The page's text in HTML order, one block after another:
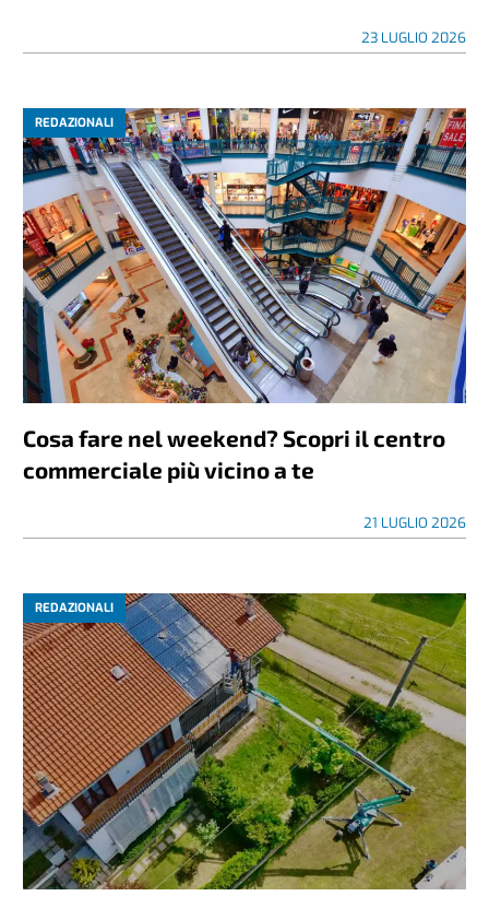
23 LUGLIO 2026
REDAZIONALI
Cosa fare nel weekend? Scopri il centro
commerciale più vicino a te
21 LUGLIO 2026
REDAZIONALI